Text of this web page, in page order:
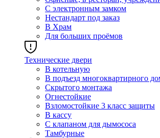
С электронным замком
Нестандарт под заказ
В Храм
Для больших проёмов
Технические двери
В котельную
В подъезд многоквартирного
Скрытого монтажа
Огнестойкие
Взломостойкие 3 класс защиты
В кассу
С клапаном для дымососа
Тамбурные